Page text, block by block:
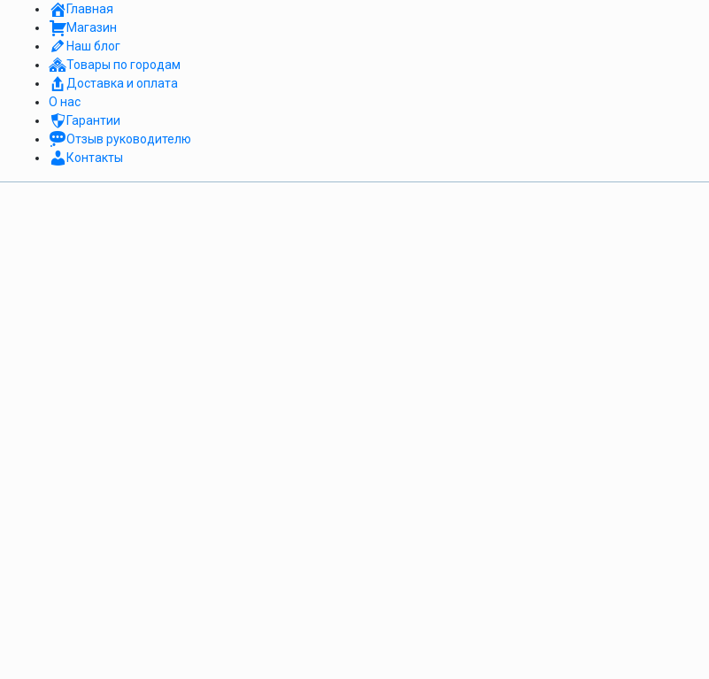
Главная
Магазин
Наш блог
Товары по городам
Доставка и оплата
О нас
Гарантии
Отзыв руководителю
Контакты